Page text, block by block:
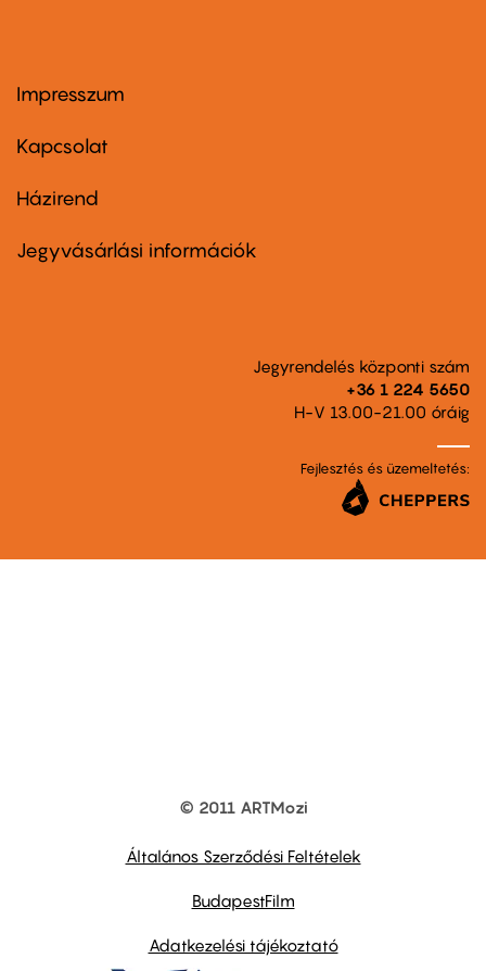
Footer
first
Impresszum
Kapcsolat
Footer
second
Házirend
Jegyvásárlási információk
Jegyrendelés központi szám
+36 1 224 5650
H-V 13.00-21.00 óráig
Fejlesztés és üzemeltetés:
© 2011 ARTMozi
Általános Szerződési Feltételek
BudapestFilm
Adatkezelési tájékoztató